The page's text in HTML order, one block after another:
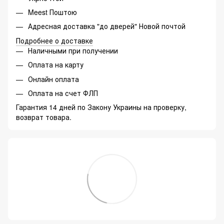
Meest Поштою
Адресная доставка "до дверей" Новой почтой
Подробнее о доставке
Наличными при получении
Оплата на карту
Онлайн оплата
Оплата на счет ФЛП
Гарантия 14 дней по Закону Украины на проверку,
возврат товара.